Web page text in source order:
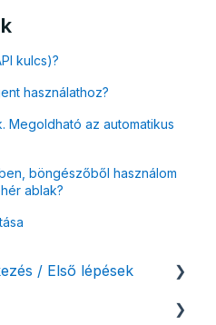
kulcs)?
használathoz?
Megoldható az automatikus
böngészőből használom
ablak?
/ Első lépések